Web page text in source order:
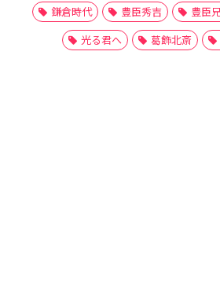
鎌倉時代
豊臣秀吉 豊臣
光る君へ
葛飾北斎